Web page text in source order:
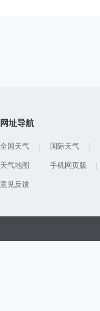
网址导航
全国天气 国际天气
天气地图 手机网页版
意见反馈